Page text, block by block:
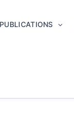
PUBLICATIONS